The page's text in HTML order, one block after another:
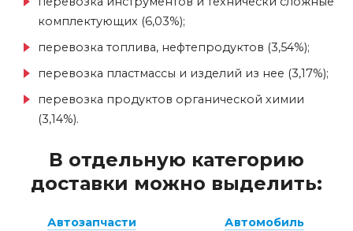
комплектующих (6,03%);
перевозка топлива, нефтепродуктов (3,54%);
перевозка пластмассы и изделий из нее (3,17%);
перевозка продуктов органической химии
(3,14%).
В отдельную категорию
доставки можно выделить:
Автозапчасти Автомобиль